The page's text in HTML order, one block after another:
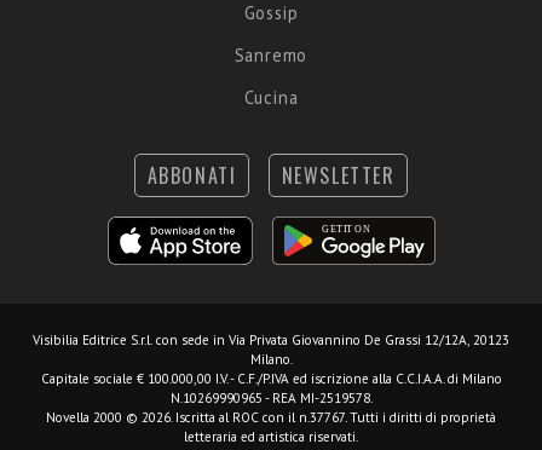
Gossip
Sanremo
Cucina
ABBONATI NEWSLETTER
Visibilia Editrice S.r.l. con sede in Via Privata Giovannino De Grassi 12/12A, 20123
Milano.
Capitale sociale € 100.000,00 I.V. - C.F./P.IVA ed iscrizione alla C.C.I.A.A. di Milano
N.10269990965 - REA MI-2519578.
Novella 2000 © 2026. Iscritta al ROC con il n.37767. Tutti i diritti di proprietà
letteraria ed artistica riservati.